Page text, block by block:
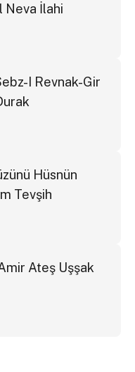
Neva İlahi
I Revnak-Gir
Hüsnün
Tevşih
Ateş Uşşak